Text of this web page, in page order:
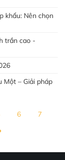
khẩu: Nên chọn
trần cao -
Một – Giải pháp
6
7